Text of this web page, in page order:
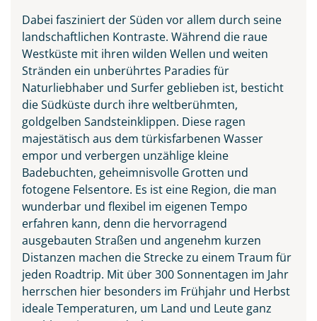
Dabei fasziniert der Süden vor allem durch seine
landschaftlichen Kontraste. Während die raue
Westküste mit ihren wilden Wellen und weiten
Stränden ein unberührtes Paradies für
Naturliebhaber und Surfer geblieben ist, besticht
die Südküste durch ihre weltberühmten,
goldgelben Sandsteinklippen. Diese ragen
majestätisch aus dem türkisfarbenen Wasser
empor und verbergen unzählige kleine
Badebuchten, geheimnisvolle Grotten und
fotogene Felsentore. Es ist eine Region, die man
wunderbar und flexibel im eigenen Tempo
erfahren kann, denn die hervorragend
ausgebauten Straßen und angenehm kurzen
Distanzen machen die Strecke zu einem Traum für
jeden Roadtrip. Mit über 300 Sonnentagen im Jahr
herrschen hier besonders im Frühjahr und Herbst
ideale Temperaturen, um Land und Leute ganz